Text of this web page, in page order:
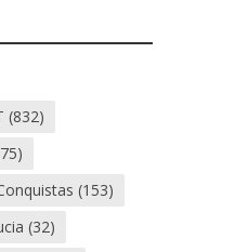
(832)
(153)
(32)